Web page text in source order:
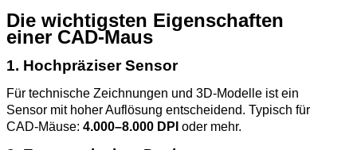
Die wichtigsten Eigenschaften
einer CAD‑Maus
1. Hochpräziser Sensor
Für technische Zeichnungen und 3D‑Modelle ist ein
Sensor mit hoher Auflösung entscheidend. Typisch für
CAD‑Mäuse: 4.000–8.000 DPI oder mehr.